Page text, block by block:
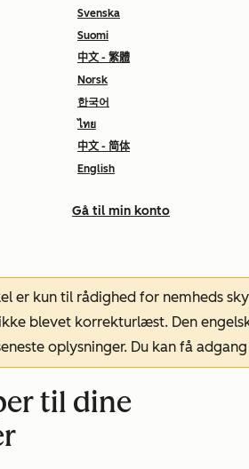
Svenska
Suomi
中文 - 繁體
Norsk
한국어
ไทย
中文 - 简体
English
Gå til min konto
er kun til rådighed for nemheds
blevet korrekturlæst. Den
oplysninger. Du kan få
til dine